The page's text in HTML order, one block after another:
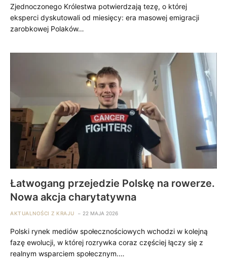
Zjednoczonego Królestwa potwierdzają tezę, o której
eksperci dyskutowali od miesięcy: era masowej emigracji
zarobkowej Polaków…
Łatwogang przejedzie Polskę na rowerze.
Nowa akcja charytatywna
AKTUALNOŚCI Z KRAJU 22 MAJA 2026
Polski rynek mediów społecznościowych wchodzi w kolejną
fazę ewolucji, w której rozrywka coraz częściej łączy się z
realnym wsparciem społecznym.…